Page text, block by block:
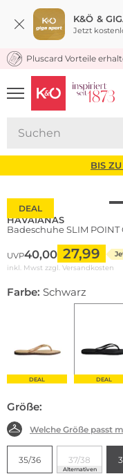
K&Ö &
Jetzt
Pluscard Vorteile
UNSERE APP
CLICK &
BIS
DEAL
HAVAIANAS
Badeschuhe SLIM POINT
UVP40,00 27,99
inkl. Mwst zzgl. Versandkosten
Farbe: Schwarz
DEAL DEAL
Größe:
Welche Größe passt
35/36 37/38
Alternativen